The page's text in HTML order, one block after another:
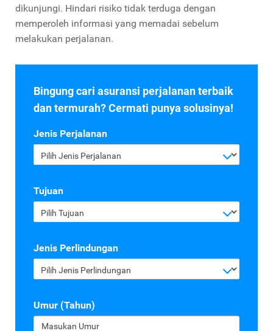
dikunjungi. Hindari risiko tidak terduga dengan
memperoleh informasi yang memadai sebelum
melakukan perjalanan.
Bingung cari asuransi perjalanan terbaik
dan termurah? Cermati punya solusinya!
Jenis Perjalanan
Pilih Jenis Perjalanan
Tujuan
Pilih Tujuan
Jenis Perlindungan
Pilih Jenis Perlindungan
Umur (Tahun)